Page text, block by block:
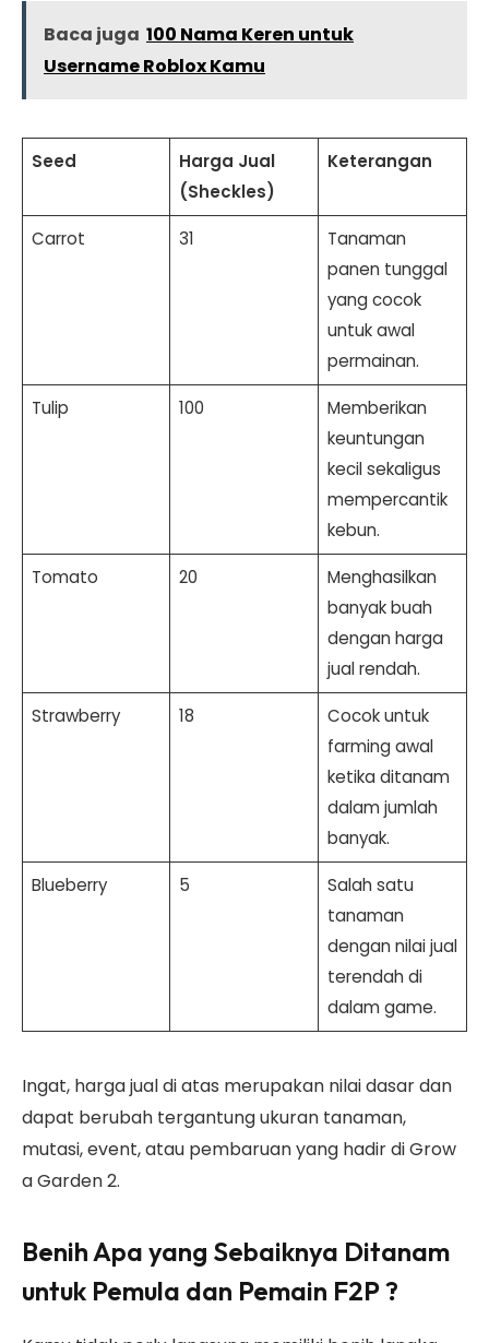
Baca juga 100 Nama Keren untuk
Username Roblox Kamu
Seed
Harga Jual
(Sheckles)
Keterangan
Carrot 31
Tanaman
panen tunggal
yang cocok
untuk awal
permainan.
Tulip 100
Memberikan
keuntungan
kecil sekaligus
mempercantik
kebun.
Tomato 20
Menghasilkan
banyak buah
dengan harga
jual rendah.
Strawberry 18
Cocok untuk
farming awal
ketika ditanam
dalam jumlah
banyak.
Blueberry 5
Salah satu
tanaman
dengan nilai jual
terendah di
dalam game.
Ingat, harga jual di atas merupakan nilai dasar dan
dapat berubah tergantung ukuran tanaman,
mutasi, event, atau pembaruan yang hadir di Grow
a Garden 2.
Benih Apa yang Sebaiknya Ditanam
untuk Pemula dan Pemain F2P ?